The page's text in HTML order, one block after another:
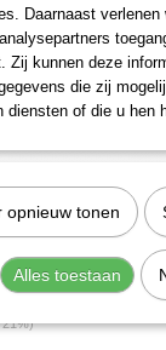
9/
21%)
Daarnaast
Zij kunnen deze
die zij
diensten of die u hen
opnieuw tonen
Alles toestaan